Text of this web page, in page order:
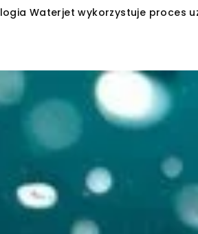
Waterjet wykorzystuje proces